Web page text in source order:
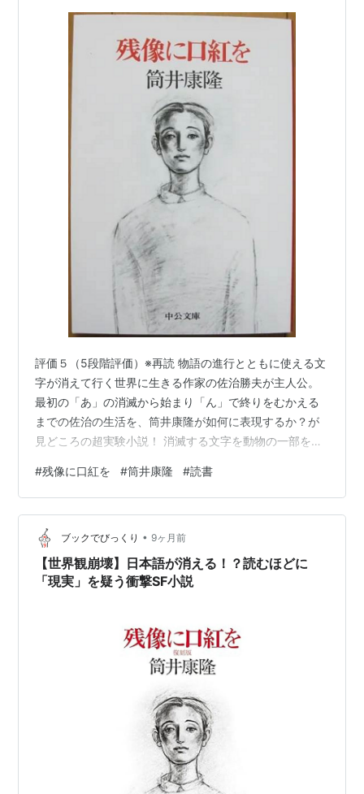
評価５（5段階評価）※再読 物語の進行とともに使える文
字が消えて行く世界に生きる作家の佐治勝夫が主人公。
最初の「あ」の消滅から始まり「ん」で終りをむかえる
までの佐治の生活を、筒井康隆が如何に表現するか？が
見どころの超実験小説！ 消滅する文字を動物の一部を使
使える言葉が減って行くのに、普通に文学作品になって
いることに驚く。どうやって使用文字制限をクリアーし
たのだろう？不思議だ。 終盤は筒井康隆らしい韻を踏ん
だリズムが気持ち良い（笑）。
#残像に口紅を #筒井康隆 #読書
ブックでびっくり • 9ヶ月前
【世界観崩壊】日本語が消える！？読むほどに
「現実」を疑う衝撃SF小説